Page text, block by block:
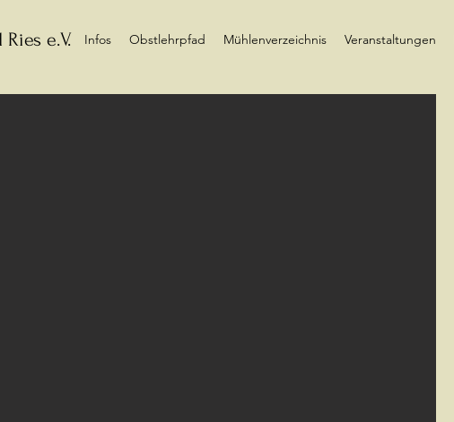
Infos Obstlehrpfad Mühlenverzeichnis Veranstaltungen
e.V.